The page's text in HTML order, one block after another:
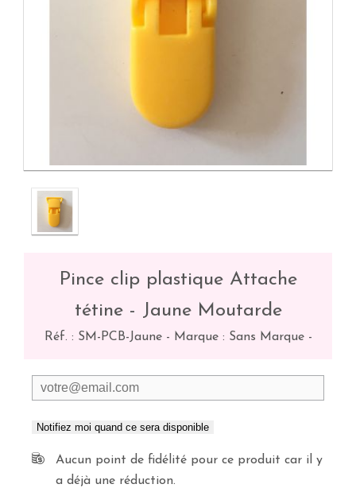
Pince clip plastique Attache
tétine - Jaune Moutarde
Réf. : SM-PCB-Jaune- Marque : Sans Marque -
Notifiez moi quand ce sera disponible
Aucun point de fidélité pour ce produit car il y
a déjà une réduction.